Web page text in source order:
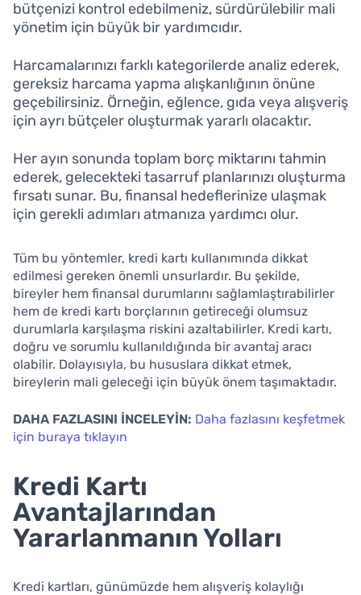
bütçenizi kontrol edebilmeniz, sürdürülebilir mali
yönetim için büyük bir yardımcıdır.
Harcamalarınızı farklı kategorilerde analiz ederek,
gereksiz harcama yapma alışkanlığının önüne
geçebilirsiniz. Örneğin, eğlence, gıda veya alışveriş
için ayrı bütçeler oluşturmak yararlı olacaktır.
Her ayın sonunda toplam borç miktarını tahmin
ederek, gelecekteki tasarruf planlarınızı oluşturma
fırsatı sunar. Bu, finansal hedeflerinize ulaşmak
için gerekli adımları atmanıza yardımcı olur.
Tüm bu yöntemler, kredi kartı kullanımında dikkat
edilmesi gereken önemli unsurlardır. Bu şekilde,
bireyler hem finansal durumlarını sağlamlaştırabilirler
hem de kredi kartı borçlarının getireceği olumsuz
durumlarla karşılaşma riskini azaltabilirler. Kredi kartı,
doğru ve sorumlu kullanıldığında bir avantaj aracı
olabilir. Dolayısıyla, bu hususlara dikkat etmek,
bireylerin mali geleceği için büyük önem taşımaktadır.
DAHA FAZLASINI İNCELEYİN: Daha fazlasını keşfetmek
için buraya tıklayın
Kredi Kartı
Avantajlarından
Yararlanmanın Yolları
Kredi kartları, günümüzde hem alışveriş kolaylığı